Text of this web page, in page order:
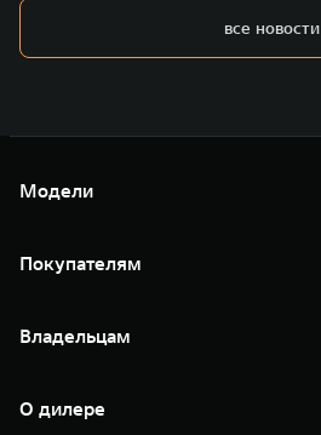
все новости
Модели
TANK 400
TANK 500
Покупателям
Тест-драйв
TANK Финансы
Корпоративным клиентам
Зарядные станции
Владельцам
Помощь на дороге
Новые цифровые сервисы TANK
О дилере